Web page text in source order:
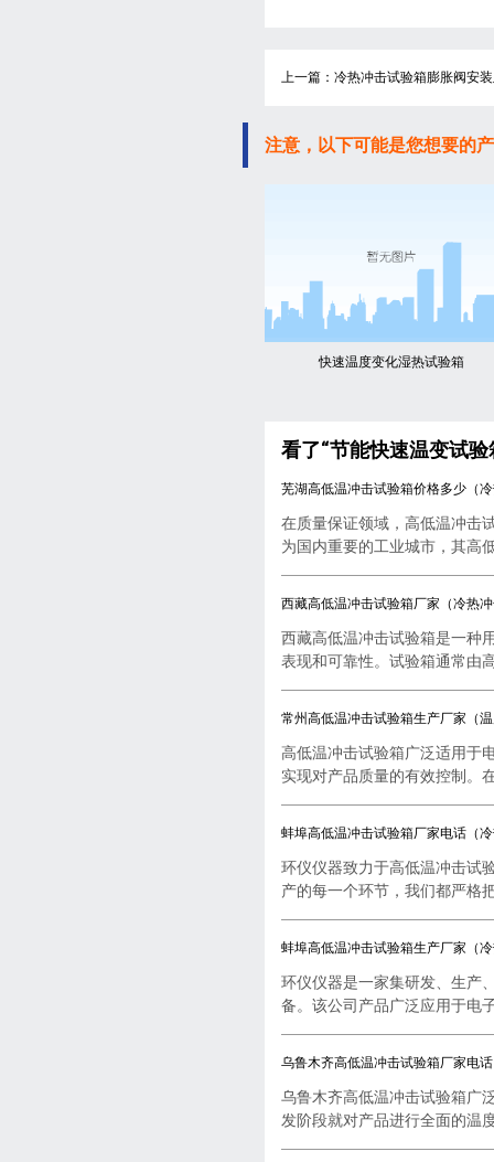
上一篇：冷热冲击试验箱膨胀阀安
注意，以下可能是您想要的
快速温度变化湿热试验箱
看了“节能快速温变试
芜湖高低温冲击试验箱价格多少（
在质量保证领域，高低温冲击
为国内重要的工业城市，其高
西藏高低温冲击试验箱厂家（冷热
西藏高低温冲击试验箱是一种
表现和可靠性。试验箱通常由
常州高低温冲击试验箱生产厂家（
高低温冲击试验箱广泛适用于
实现对产品质量的有效控制。
蚌埠高低温冲击试验箱厂家电话（
环仪仪器致力于高低温冲击试
产的每一个环节，我们都严格
蚌埠高低温冲击试验箱生产厂家（
环仪仪器是一家集研发、生产
备。该公司产品广泛应用于电
乌鲁木齐高低温冲击试验箱厂家电
乌鲁木齐高低温冲击试验箱广
发阶段就对产品进行全面的温